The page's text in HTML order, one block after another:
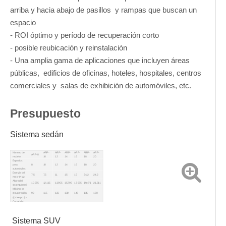
arriba y hacia abajo de pasillos y rampas que buscan un
espacio
- ROI óptimo y período de recuperación corto
- posible reubicación y reinstalación
- Una amplia gama de aplicaciones que incluyen áreas
públicas, edificios de oficinas, hoteles, hospitales, centros
comerciales y salas de exhibición de automóviles, etc.
Presupuesto
Sistema sedán
Número de
modelo
ARP-8
ARP-
10
ARP-
12
ARP-
14
ARP-
16
ARP-
18
ARP-
20
Espacios
para
automóviles
8 10 12 14 16 18 20
Energía del
motor (KW)
7.5 7.5 15 15 24.2 24.2
Altura del
sistema (mm)
10,275 12,115 13,955 15,795 17,635 19,471 21,311
Máximo de
recuperación
(s) tiempo (s)
92 115 126 130 148 135 150
Capacidad
Área de
cobertura
W*d = 5,200*6,550
Sistema SUV